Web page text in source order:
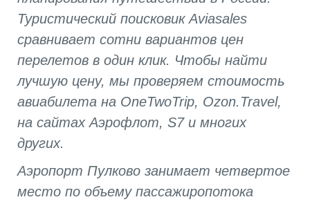
Туристический поисковик Aviasales
сравнивает сотни вариантов цен
перелетов в один клик. Чтобы найти
лучшую цену, мы проверяем стоимость
авиабилета на OneTwoTrip, Ozon.Travel,
на сайтах Аэрофлот, S7 и многих
других.
Аэропорт Пулково занимает четвертое
место по объему пассажиропотока